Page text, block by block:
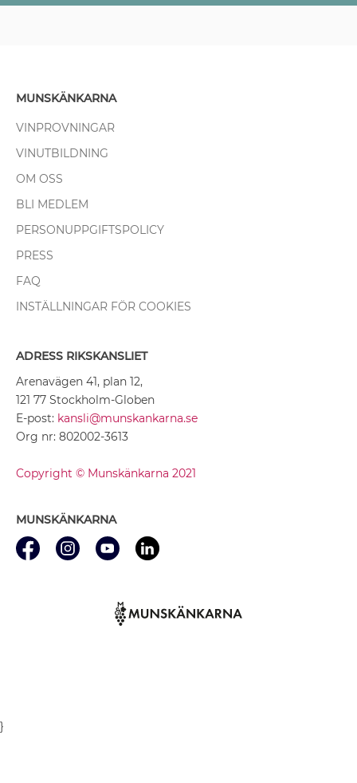
MUNSKÄNKARNA
VINPROVNINGAR
VINUTBILDNING
OM OSS
BLI MEDLEM
PERSONUPPGIFTSPOLICY
PRESS
FAQ
INSTÄLLNINGAR FÖR COOKIES
ADRESS RIKSKANSLIET
Arenavägen 41, plan 12,
121 77 Stockholm-Globen
E-post: kansli@munskankarna.se
Org nr: 802002-3613
Copyright © Munskänkarna 2021
MUNSKÄNKARNA
}